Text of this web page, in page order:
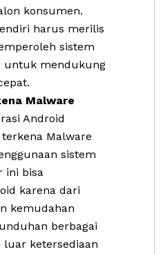
konsumen.
harus merilis
sistem
untuk mendukung
Malware
Android
Malware
sistem
ini bisa
karena dari
kemudahan
berbagai
luar ketersediaan